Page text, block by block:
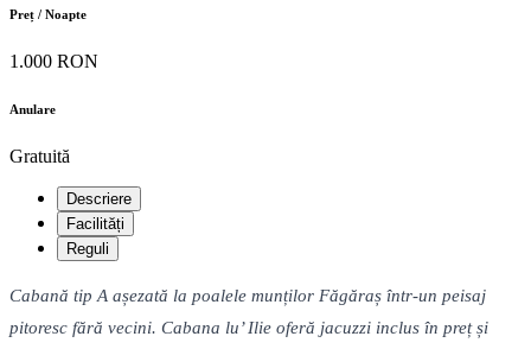
Preț / Noapte
1.000 RON
Anulare
Gratuită
Descriere
Facilități
Reguli
Cabană tip A așezată la poalele munților Făgăraș într-un peisaj
pitoresc fără vecini. Cabana lu’ Ilie oferă jacuzzi inclus în preț și